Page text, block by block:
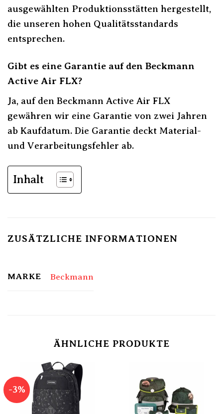
ausgewählten Produktionsstätten hergestellt,
die unseren hohen Qualitätsstandards
entsprechen.
Gibt es eine Garantie auf den Beckmann
Active Air FLX?
Ja, auf den Beckmann Active Air FLX
gewähren wir eine Garantie von zwei Jahren
ab Kaufdatum. Die Garantie deckt Material-
und Verarbeitungsfehler ab.
Inhalt
ZUSÄTZLICHE INFORMATIONEN
MARKE Beckmann
ÄHNLICHE PRODUKTE
-3%